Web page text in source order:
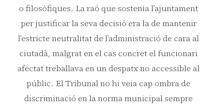
o filosòfiques. La raó que sostenia l’ajuntament
per justificar la seva decisió era la de mantenir
l’estricte neutralitat de l’administració de cara al
ciutadà, malgrat en el cas concret el funcionari
afectat treballava en un despatx no accessible al
públic. El Tribunal no hi veia cap ombra de
discriminació en la norma municipal sempre